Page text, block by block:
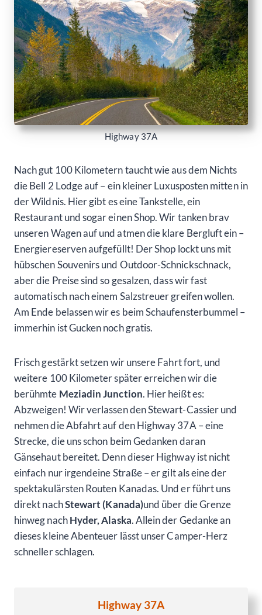
Highway 37A
Nach gut 100 Kilometern taucht wie aus dem Nichts
die Bell 2 Lodge auf – ein kleiner Luxusposten mitten in
der Wildnis. Hier gibt es eine Tankstelle, ein
Restaurant und sogar einen Shop. Wir tanken brav
unseren Wagen auf und atmen die klare Bergluft ein –
Energiereserven aufgefüllt! Der Shop lockt uns mit
hübschen Souvenirs und Outdoor-Schnickschnack,
aber die Preise sind so gesalzen, dass wir fast
automatisch nach einem Salzstreuer greifen wollen.
Am Ende belassen wir es beim Schaufensterbummel –
immerhin ist Gucken noch gratis.
Frisch gestärkt setzen wir unsere Fahrt fort, und
weitere 100 Kilometer später erreichen wir die
berühmte Meziadin Junction. Hier heißt es:
Abzweigen! Wir verlassen den Stewart-Cassier und
nehmen die Abfahrt auf den Highway 37A – eine
Strecke, die uns schon beim Gedanken daran
Gänsehaut bereitet. Denn dieser Highway ist nicht
einfach nur irgendeine Straße – er gilt als eine der
spektakulärsten Routen Kanadas. Und er führt uns
direkt nachStewart (Kanada)und über die Grenze
hinweg nachHyder, Alaska. Allein der Gedanke an
dieses kleine Abenteuer lässt unser Camper-Herz
schneller schlagen.
Highway 37A